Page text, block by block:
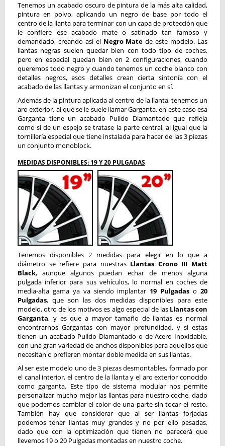
Tenemos un acabado oscuro de pintura de la más alta calidad,
pintura en polvo, aplicando un negro de base por todo el
centro de la llanta para terminar con un capa de protección que
le confiere ese acabado mate o satinado tan famoso y
demandado, creando así el Negro Mate de este modelo. Las
llantas negras suelen quedar bien con todo tipo de coches,
pero en especial quedan bien en 2 configuraciones, cuando
queremos todo negro y cuando tenemos un coche blanco con
detalles negros, esos detalles crean cierta sintonía con el
acabado de las llantas y armonizan el conjunto en sí.
Además de la pintura aplicada al centro de la llanta, tenemos un
aro exterior, al que se le suele llamar Garganta, en este caso esa
Garganta tiene un acabado Pulido Diamantado que refleja
como si de un espejo se tratase la parte central, al igual que la
tornillería especial que tiene instalada para hacer de las 3 piezas
un conjunto monoblock.
MEDIDAS DISPONIBLES: 19 Y 20 PULGADAS
Tenemos disponibles 2 medidas para elegir en lo que a
diámetro se refiere para nuestras Llantas Crono III Matt
Black, aunque algunos puedan echar de menos alguna
pulgada inferior para sus vehículos, lo normal en coches de
media-alta gama ya va siendo implantar 19 Pulgadas o20
Pulgadas, que son las dos medidas disponibles para este
modelo, otro de los motivos es algo especial de las Llantas con
Garganta, y es que a mayor tamaño de llantas es normal
encontrarnos Gargantas con mayor profundidad, y si estas
tienen un acabado Pulido Diamantado o de Acero Inoxidable,
con una gran variedad de anchos disponibles para aquellos que
necesitan o prefieren montar doble medida en sus llantas.
Al ser este modelo uno de 3 piezas desmontables, formado por
el canal interior, el centro de la llanta y el aro exterior conocido
como garganta. Este tipo de sistema modular nos permite
personalizar mucho mejor las llantas para nuestro coche, dado
que podemos cambiar el color de una parte sin tocar el resto.
También hay que considerar que al ser llantas forjadas
podemos tener llantas muy grandes y no por ello pesadas,
dado que con la optimización que tienen no parecerá que
llevemos 19 o 20 Pulgadas montadas en nuestro coche.